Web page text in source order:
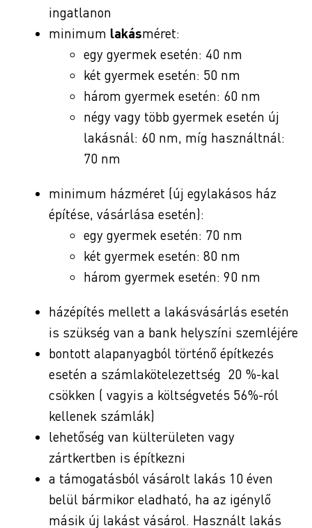
ingatlanon
minimum lakásméret:
egy gyermek esetén: 40 nm
két gyermek esetén: 50 nm
három gyermek esetén: 60 nm
négy vagy több gyermek esetén új
lakásnál: 60 nm, míg használtnál:
70 nm
minimum házméret (új egylakásos ház
építése, vásárlása esetén):
egy gyermek esetén: 70 nm
két gyermek esetén: 80 nm
három gyermek esetén: 90 nm
házépítés mellett a lakásvásárlás esetén
is szükség van a bank helyszíni szemléjére
bontott alapanyagból történő építkezés
esetén a számlakötelezettség 20 %-kal
csökken ( vagyis a költségvetés 56%-ról
kellenek számlák)
lehetőség van külterületen vagy
zártkertben is építkezni
a támogatásból vásárolt lakás 10 éven
belül bármikor eladható, ha az igénylő
másik új lakást vásárol. Használt lakás